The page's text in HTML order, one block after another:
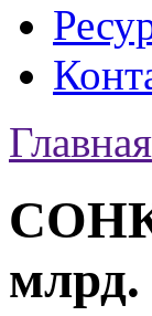
Главная
млрд.